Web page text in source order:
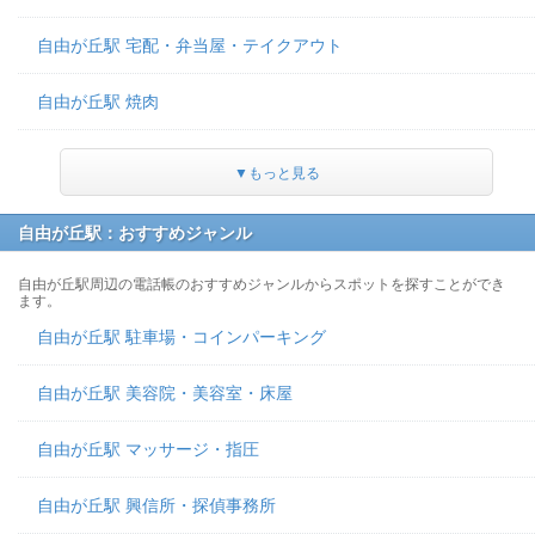
自由が丘駅 宅配・弁当屋・テイクアウト
自由が丘駅 焼肉
▼もっと見る
自由が丘駅：おすすめジャンル
自由が丘駅周辺の電話帳のおすすめジャンルからスポットを探すことができ
ます。
自由が丘駅 駐車場・コインパーキング
自由が丘駅 美容院・美容室・床屋
自由が丘駅 マッサージ・指圧
自由が丘駅 興信所・探偵事務所